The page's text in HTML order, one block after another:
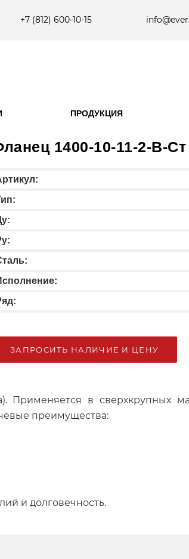
+7 (812) 600-10-15
ПРОДУКЦИЯ
1400-10-11-2-B-
ЗАПРОСИТЬ НАЛИЧИЕ И ЦЕНУ
Применяется в сверхкрупных
преимущества:
и долговечность.